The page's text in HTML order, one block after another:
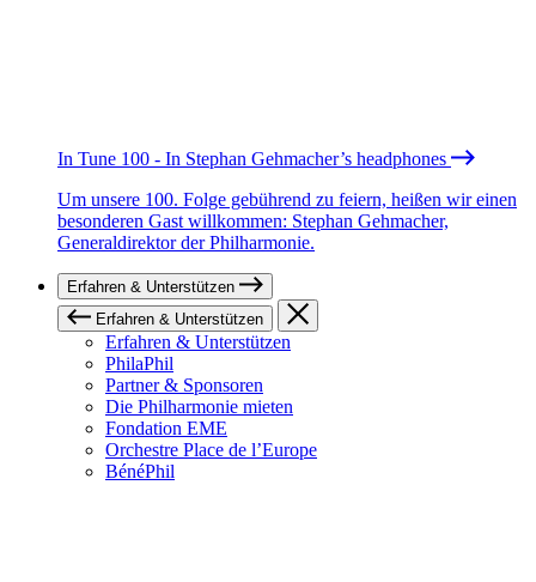
In Tune 100 - In Stephan Gehmacher’s headphones
Um unsere 100. Folge gebührend zu feiern, heißen wir einen
besonderen Gast willkommen: Stephan Gehmacher,
Generaldirektor der Philharmonie.
Erfahren & Unterstützen
Erfahren & Unterstützen
Erfahren & Unterstützen
PhilaPhil
Partner & Sponsoren
Die Philharmonie mieten
Fondation EME
Orchestre Place de l’Europe
BénéPhil